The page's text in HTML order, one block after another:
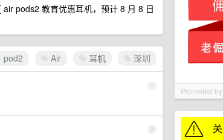
Promoted by
pods2 教育优惠耳机，预计 8 月 8 日
pod2 Air 耳机 深圳
1
2